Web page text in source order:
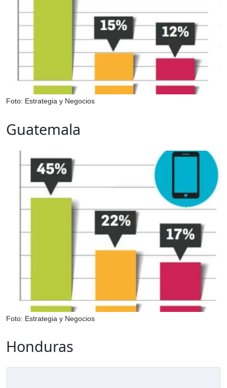
Foto: Estrategia y Negocios
Guatemala
Foto: Estrategia y Negocios
Honduras